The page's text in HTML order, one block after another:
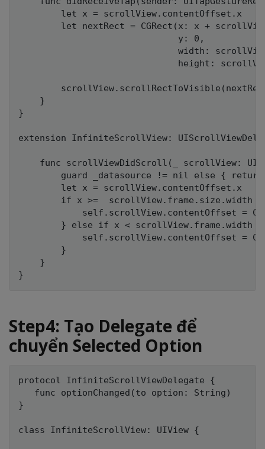
        let x = scrollView.contentOffset.x
let nextRect = CGRect(x: x +
                              y: 0,
width:
height:
    }
}
extension InfiniteScrollView:
func scrollViewDidScroll(_ scrollView:
guard _datasource != nil else {
        let x = scrollView.contentOffset.x
if x >=  scrollView.frame.size.width
self.scrollView.contentOffset =
        } else if x < scrollView.frame.width {
self.scrollView.contentOffset =
        }
    }
Step4: Tạo Delegate để
chuyển Selected Option
protocol InfiniteScrollViewDelegate {
   func optionChanged(to option: String)
}
class InfiniteScrollView: UIView {